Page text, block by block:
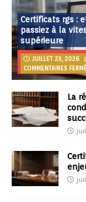
Certificats rgs :
passiez à la
supérieure
JUILLET 23, 2026
COMMENTAIRES
La